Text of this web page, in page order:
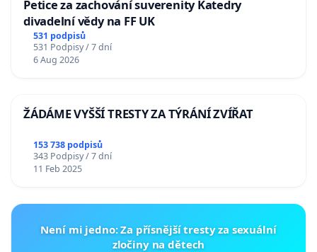
Petice za zachování suverenity Katedry
divadelní vědy na FF UK
531 podpisů
531 Podpisy / 7 dní
6 Aug 2026
ŽÁDÁME VYŠŠÍ TRESTY ZA TÝRÁNÍ ZVÍŘAT
153 738 podpisů
343 Podpisy / 7 dní
11 Feb 2025
Není mi jedno: Za přísnější tresty za sexuální
zločiny na dětech